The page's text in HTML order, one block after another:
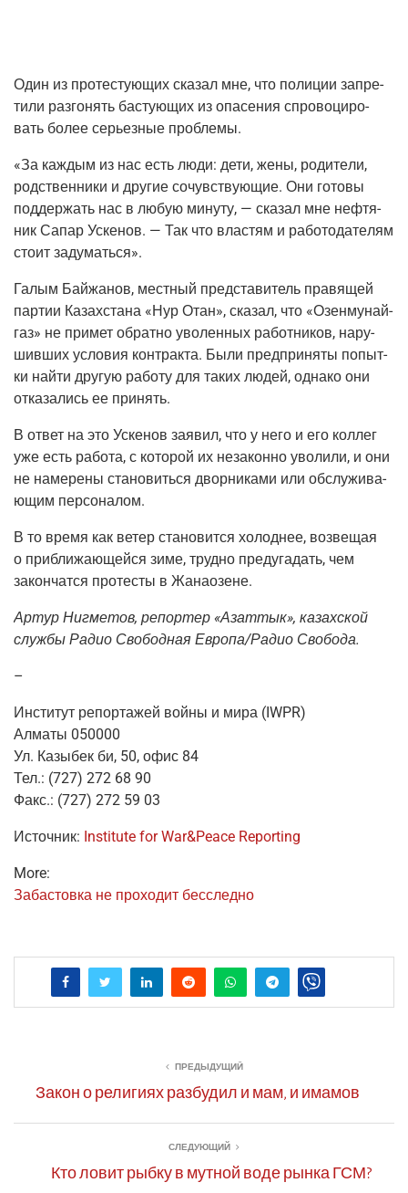
Один из про­те­сту­ю­щих ска­зал мне, что поли­ции запре­
ти­ли раз­го­нять басту­ю­щих из опа­се­ния спро­во­ци­ро­
вать более серьез­ные проблемы.
«За каж­дым из нас есть люди: дети, жены, роди­те­ли,
род­ствен­ни­ки и дру­гие сочув­ству­ю­щие. Они гото­вы
под­дер­жать нас в любую мину­ту, — ска­зал мне неф­тя­
ник Сапар Уске­нов. — Так что вла­стям и рабо­то­да­те­лям
сто­ит задуматься».
Галым Бай­жа­нов, мест­ный пред­ста­ви­тель пра­вя­щей
пар­тии Казах­ста­на «Нур Отан», ска­зал, что «Озен­му­най­
газ» не при­мет обрат­но уво­лен­ных работ­ни­ков, нару­
шив­ших усло­вия кон­трак­та. Были пред­при­ня­ты попыт­
ки най­ти дру­гую рабо­ту для таких людей, одна­ко они
отка­за­лись ее принять.
В ответ на это Уске­нов заявил, что у него и его кол­лег
уже есть рабо­та, с кото­рой их неза­кон­но уво­ли­ли, и они
не наме­ре­ны ста­но­вить­ся двор­ни­ка­ми или обслу­жи­ва­
ю­щим персоналом.
В то вре­мя как ветер ста­но­вит­ся холод­нее, воз­ве­щая
о при­бли­жа­ю­щей­ся зиме, труд­но преду­га­дать, чем
закон­чат­ся про­те­сты в Жанаозене.
Артур Ниг­ме­тов, репор­тер «Азаттык», казах­ской
служ­бы Радио Сво­бод­ная Европа/Радио Свобода.
–
Инсти­тут репор­та­жей вой­ны и мира (IWPR)
Алма­ты 050000
Ул. Казы­бек би, 50, офис 84
Тел.: (727) 272 68 90
Факс.: (727) 272 59 03
Источ­ник: Institute for War&Peace Reporting
More:
Заба­стов­ка не про­хо­дит бесследно
ПРЕДЫДУЩИЙ
Закон о религиях разбудил и мам, и имамов
СЛЕДУЮЩИЙ
Кто ловит рыбку в мутной воде рынка ГСМ?